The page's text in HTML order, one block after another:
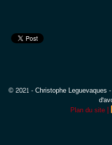
© 2021 - Christophe Leguevaques
Plan du site |